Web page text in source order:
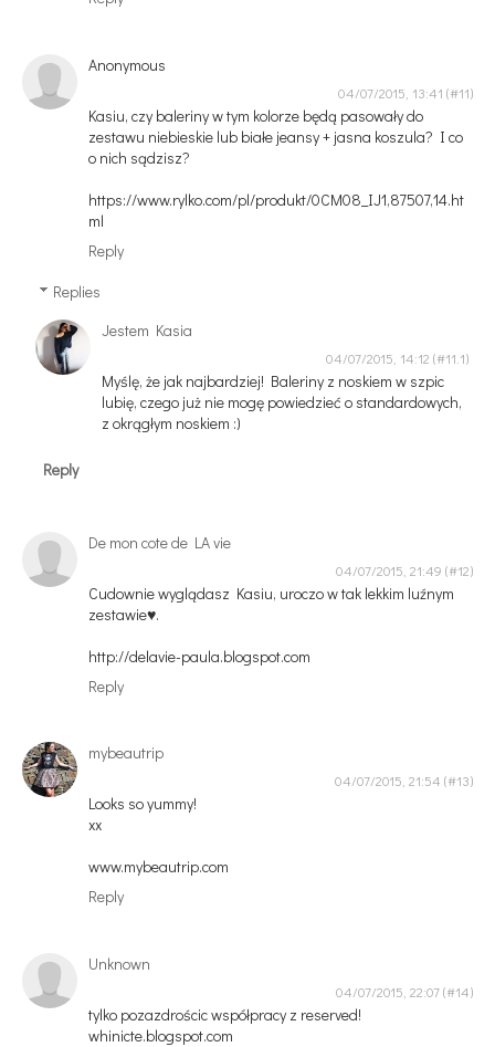
Anonymous
04/07/2015, 13:41
Kasiu, czy baleriny w tym kolorze będą pasowały do
zestawu niebieskie lub białe jeansy + jasna koszula? I co
o nich sądzisz?
https://www.rylko.com/pl/produkt/0CM08_IJ1,87507,14.ht
ml
Reply
Replies
Jestem Kasia
04/07/2015, 14:12
Myślę, że jak najbardziej! Baleriny z noskiem w szpic
lubię, czego już nie mogę powiedzieć o standardowych,
z okrągłym noskiem :)
Reply
De mon cote de LA vie
04/07/2015, 21:49
Cudownie wyglądasz Kasiu, uroczo w tak lekkim luźnym
zestawie♥.
http://delavie-paula.blogspot.com
Reply
mybeautrip
04/07/2015, 21:54
Looks so yummy!
xx
www.mybeautrip.com
Reply
Unknown
04/07/2015, 22:07
tylko pozazdrościc współpracy z reserved!
whinicte.blogspot.com